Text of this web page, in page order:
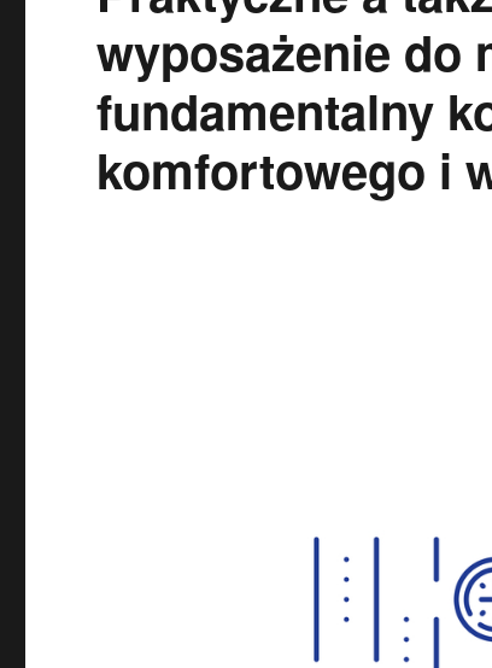
wyposażenie do
fundamentalny
komfortowego i